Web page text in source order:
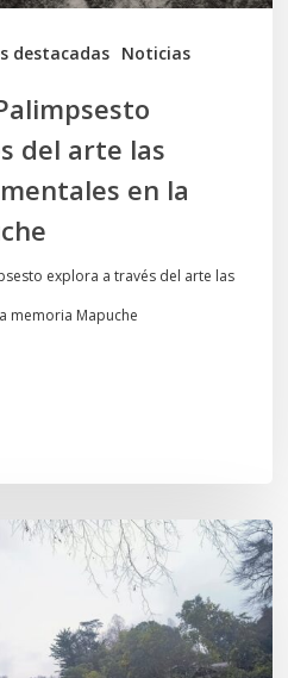
destacadas Noticias
del arte las
en la
explora a través del arte las
memoria Mapuche